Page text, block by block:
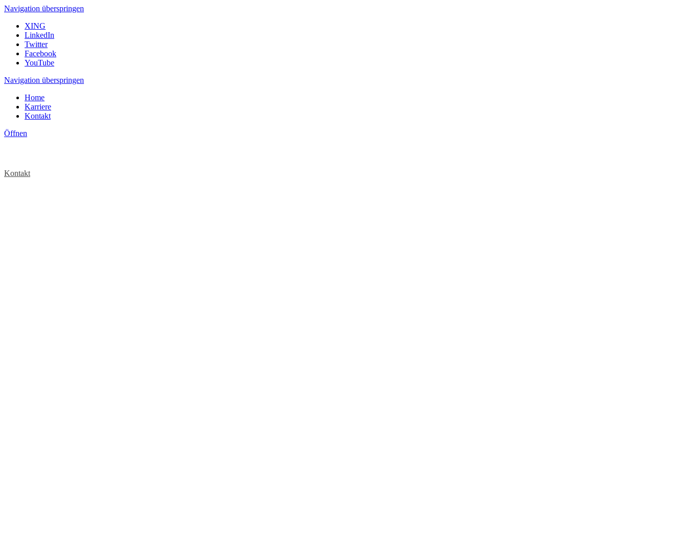
Navigation überspringen
XING
LinkedIn
Twitter
Facebook
YouTube
Navigation überspringen
Home
Karriere
Kontakt
Öffnen
Kontakt